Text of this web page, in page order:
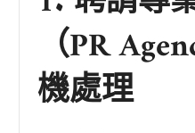
（PR
機處理